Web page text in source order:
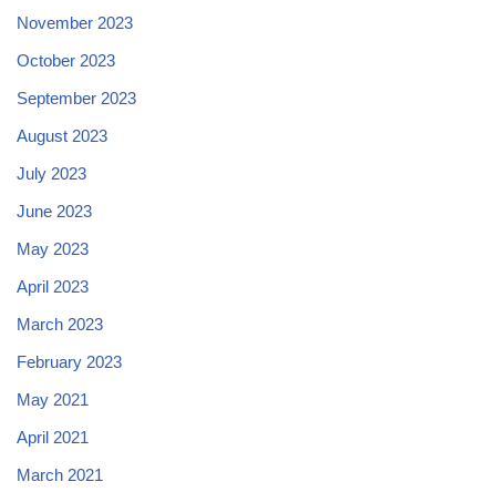
November 2023
October 2023
September 2023
August 2023
July 2023
June 2023
May 2023
April 2023
March 2023
February 2023
May 2021
April 2021
March 2021